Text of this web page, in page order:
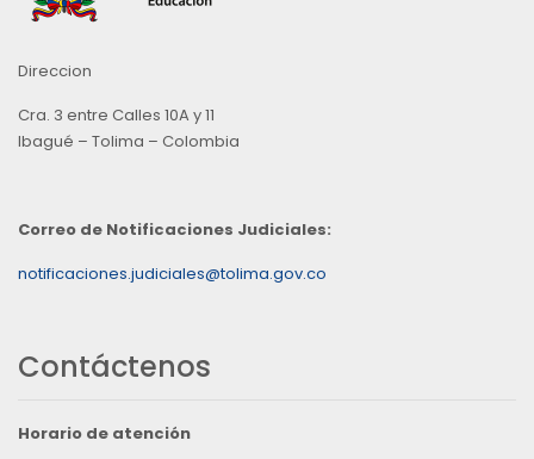
Direccion
Cra. 3 entre Calles 10A y 11
Ibagué – Tolima – Colombia
Correo de Notificaciones Judiciales:
notificaciones.judiciales@tolima.gov.co
Contáctenos
Horario de atención